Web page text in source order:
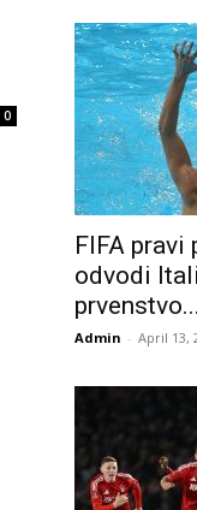
0
FIFA pravi
odvodi
prvenstvo...
Admin - April 13,